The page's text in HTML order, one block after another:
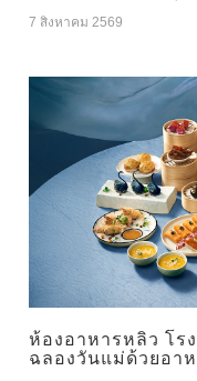
7 สิงหาคม 2569
ห้องอาหารหลิว โร
ฉลองวันแม่ด้วยอา